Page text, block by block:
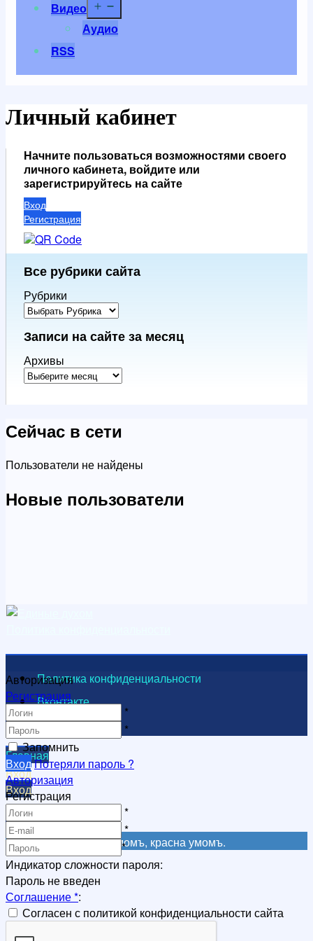
Видео
Аудио
RSS
Личный кабинет
Начните пользоваться возможностями своего
личного кабинета, войдите или
зарегистрируйтесь на сайте
Вход
Регистрация
Все рубрики сайта
Рубрики
Записи на сайте за месяц
Архивы
Сейчас в сети
Пользователи не найдены
Новые пользователи
Политика конфиденциальности
Вконтакте
Видеоканал
Главная
Вход
Вход
Регистрация
Регистрация
Не красна книга письмомъ, красна умомъ.
Авторизация
Регистрация
*
*
Запомнить
ВходПотеряли пароль ?
Авторизация
Регистрация
*
*
*
Индикатор сложности пароля:
Пароль не введен
Соглашение*:
Согласен с политикой конфиденциальности сайта